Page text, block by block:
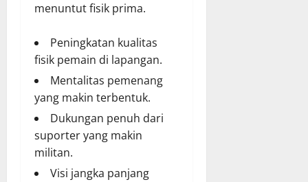
menuntut fisik prima.
Peningkatan kualitas
fisik pemain di lapangan.
Mentalitas pemenang
yang makin terbentuk.
Dukungan penuh dari
suporter yang makin
militan.
Visi jangka panjang